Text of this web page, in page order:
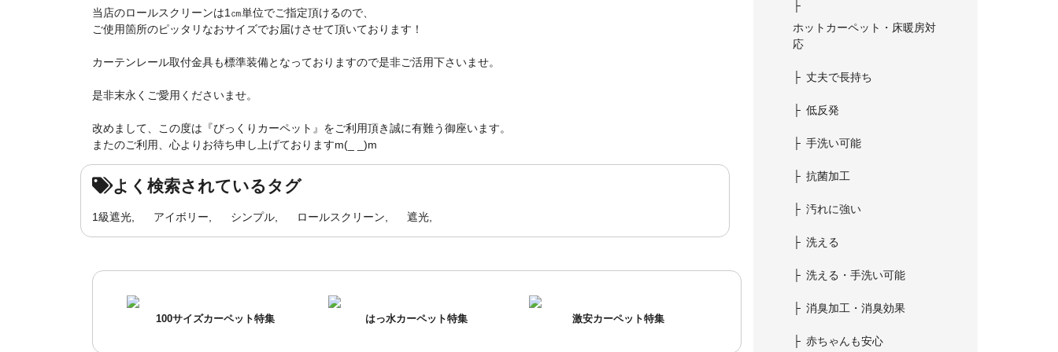
当店のロールスクリーンは1㎝単位でご指定頂けるので、
ご使用箇所のピッタリなおサイズでお届けさせて頂いております！
カーテンレール取付金具も標準装備となっておりますので是非ご活用下さいませ。
是非末永くご愛用くださいませ。
改めまして、この度は『びっくりカーペット』をご利用頂き誠に有難う御座います。
またのご利用、心よりお待ち申し上げておりますm(_ _)m
よく検索されているタグ
1級遮光 アイボリー シンプル ロールスクリーン 遮光
100サイズカーペット特集 はっ水カーペット特集 激安カーペット特集
ホットカーペット・床暖房対
応
丈夫で長持ち
低反発
手洗い可能
抗菌加工
汚れに強い
洗える
洗える・手洗い可能
消臭加工・消臭効果
赤ちゃんも安心